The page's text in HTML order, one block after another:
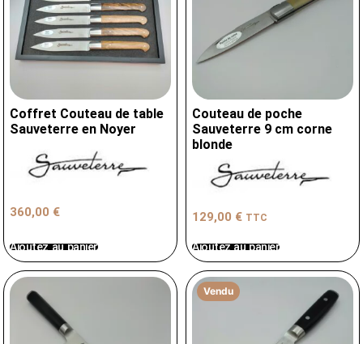
Coffret Couteau de table
Sauveterre en Noyer
360,00 €
Ajoutez au panier
Couteau de poche
Sauveterre 9 cm corne
blonde
129,00 € TTC
Ajoutez au panier
Vendu